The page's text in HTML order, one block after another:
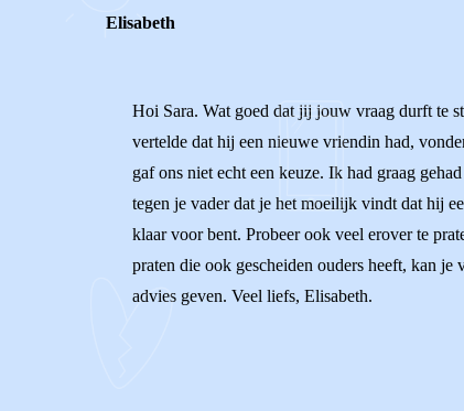
Elisabeth
Hoi Sara. Wat goed dat jij jouw vraag durft te
vertelde dat hij een nieuwe vriendin had,
gaf ons niet echt een keuze. Ik had graag
tegen je vader dat je het moeilijk vindt dat hij
klaar voor bent. Probeer ook veel erover te
praten die ook gescheiden ouders heeft, kan
advies geven. Veel liefs, Elisabeth.